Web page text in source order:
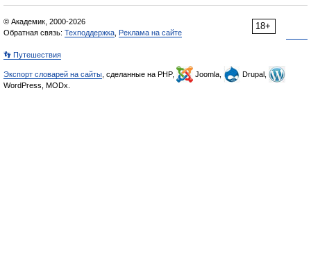
18+
© Академик, 2000-2026
Обратная связь: Техподдержка Реклама на сайте
👣 Путешествия
Экспорт словарей на сайты , сделанные на PHP, Joomla,
Drupal,
WordPress, MODx.